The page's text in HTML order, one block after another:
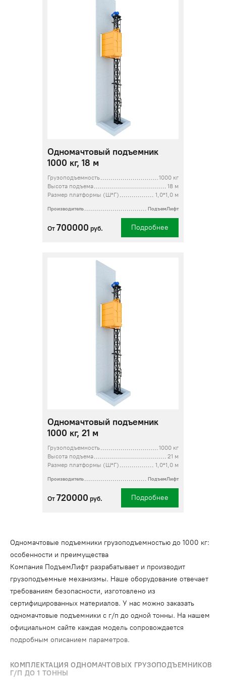
Одномачтовый подъемник
1000 кг, 18 м
Грузоподъемность
1000 кг
Высота подъема
18 м
Размер платформы (Ш*Г)
1,0*1,0 м
Производитель ПодъемЛифт
От 700000 руб. Подробнее
Одномачтовый подъемник
1000 кг, 21 м
Грузоподъемность
1000 кг
Высота подъема
21 м
Размер платформы (Ш*Г)
1,0*1,0 м
Производитель ПодъемЛифт
От 720000 руб. Подробнее
Одномачтовые подъемники грузоподъемностью до 1000 кг:
особенности и преимущества
Компания ПодъемЛифт разрабатывает и производит
грузоподъемные механизмы. Наше оборудование отвечает
требованиям безопасности, изготовлено из
сертифицированных материалов. У нас можно заказать
одномачтовые подъемники с г/п до одной тонны. На нашем
официальном сайте каждая модель сопровождается
подробным описанием параметров.
КОМПЛЕКТАЦИЯ ОДНОМАЧТОВЫХ ГРУЗОПОДЪЕМНИКОВ
Г/П ДО 1 ТОННЫ